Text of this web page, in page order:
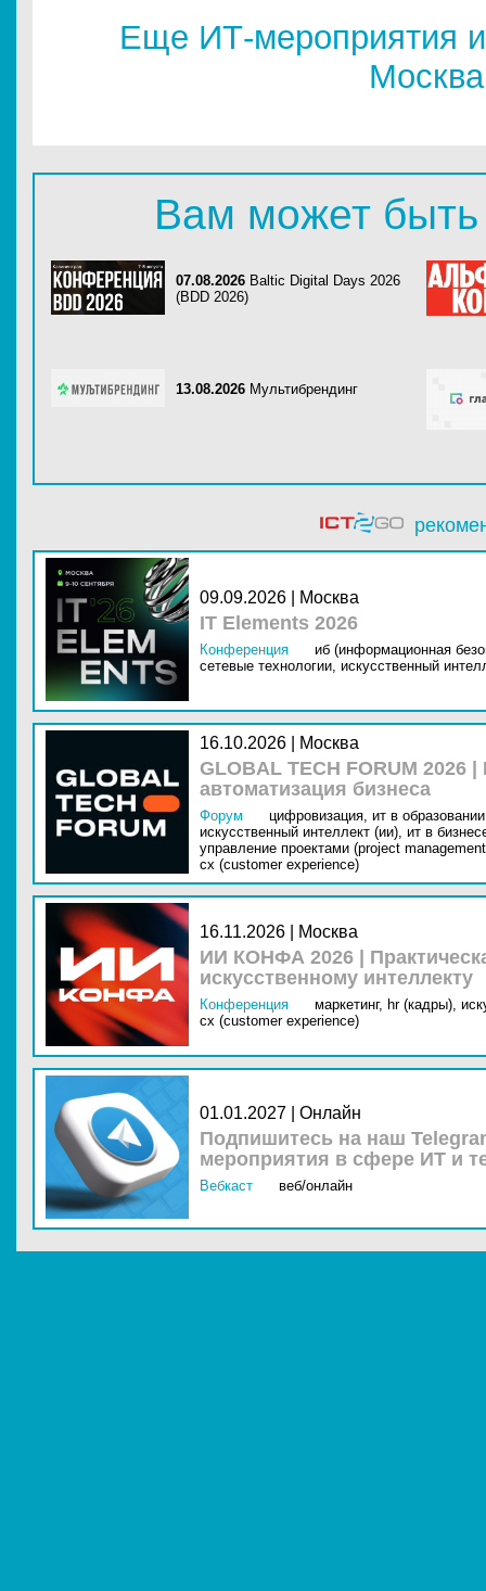
Еще ИТ-мероприятия
Москва
Вам может быть
07.08.2026 Baltic Digital Days 2026
(BDD 2026)
13.08.2026 Мультибрендинг
09.09.2026 | Москва
IT Elements 2026
Конференция
иб (информационная
сетевые технологии, искусственный
16.10.2026 | Москва
GLOBAL TECH FORUM
автоматизация бизнеса
Форум цифровизация, ит в
искусственный интеллект (ии), ит в
управление проектами (project
cx (customer experience)
16.11.2026 | Москва
ИИ КОНФА 2026 |
искусственному интеллекту
Конференция маркетинг, hr (кадры),
cx (customer experience)
01.01.2027 | Онлайн
Подпишитесь на наш
мероприятия в сфере ИТ и
Вебкаст веб/онлайн